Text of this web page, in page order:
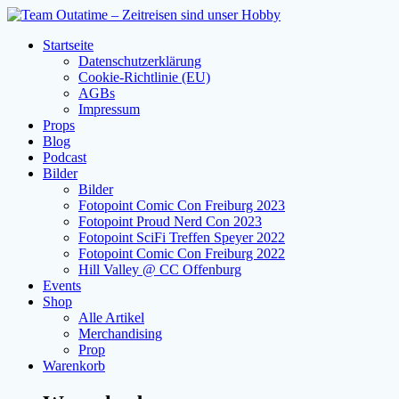
Zum
springenStartseite
Datenschutzerklärung
Cookie-Richtlinie (EU)
AGBs
Impressum
Props
Blog
Podcast
Bilder
Bilder
Fotopoint Comic Con Freiburg 2023
Fotopoint Proud Nerd Con 2023
Fotopoint SciFi Treffen Speyer 2022
Fotopoint Comic Con Freiburg 2022
Hill Valley @ CC Offenburg
Events
Shop
Alle Artikel
Merchandising
Prop
Warenkorb